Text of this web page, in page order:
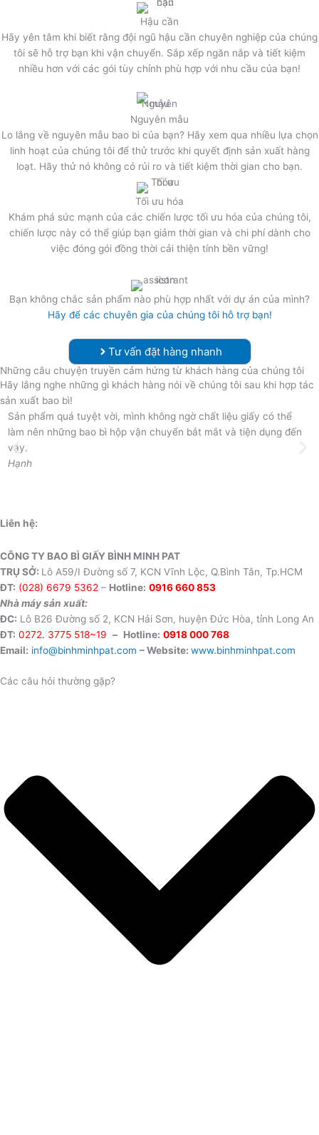
Hậu cần
Hãy yên tâm khi biết rằng đội ngũ hậu cần chuyên nghiệp của chúng
tôi sẽ hỗ trợ bạn khi vận chuyển. Sắp xếp ngăn nắp và tiết kiệm
nhiều hơn với các gói tùy chỉnh phù hợp với nhu cầu của bạn!
Nguyên mẫu
Lo lắng về nguyên mẫu bao bì của bạn? Hãy xem qua nhiều lựa chọn
linh hoạt của chúng tôi để thử trước khi quyết định sản xuất hàng
loạt. Hãy thử nó không có rủi ro và tiết kiệm thời gian cho bạn.
Tối ưu hóa
Khám phá sức mạnh của các chiến lược tối ưu hóa của chúng tôi,
chiến lược này có thể giúp bạn giảm thời gian và chi phí dành cho
việc đóng gói đồng thời cải thiện tính bền vững!
Bạn không chắc sản phẩm nào phù hợp nhất với dự án của mình?
Hãy để các chuyên gia của chúng tôi hỗ trợ bạn!
Tư vấn đặt hàng nhanh
Những câu chuyện truyền cảm hứng từ khách hàng của chúng tôi
Hãy lắng nghe những gì khách hàng nói về chúng tôi sau khi hợp tác
sản xuất bao bì!
Sản phẩm quá tuyệt vời, mình không ngờ chất liệu giấy có thể
làm nên những bao bì hộp vận chuyển bắt mắt và tiện dụng đến
vậy.
Hạnh
Liên hệ:
CÔNG TY BAO BÌ GIẤY BÌNH MINH PAT
TRỤ SỞ: Lô A59/I Đường số 7, KCN Vĩnh Lộc, Q.Bình Tân, Tp.HCM
ĐT: (028) 6679 5362 – Hotline: 0916 660 853
Nhà máy sản xuất:
ĐC: Lô B26 Đường số 2, KCN Hải Sơn, huyện Đức Hòa, tỉnh Long An
ĐT: 0272. 3775 518~19 – Hotline: 0918 000 768
Email: info@binhminhpat.com – Website: www.binhminhpat.com
Các câu hỏi thường gặp?